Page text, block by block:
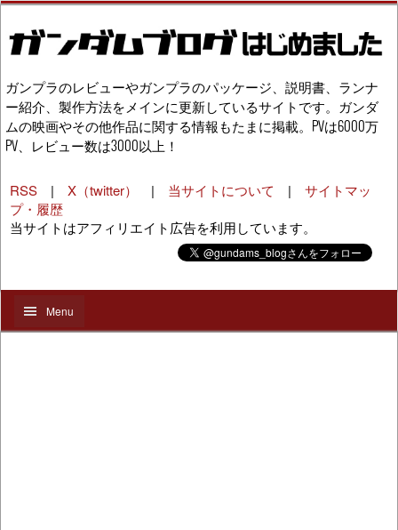
ガンプラのレビューやガンプラのパッケージ、説明書、ランナ
ー紹介、製作方法をメインに更新しているサイトです。ガンダ
ムの映画やその他作品に関する情報もたまに掲載。PVは6000万
PV、レビュー数は3000以上！
RSS | X（twitter） | 当サイトについて | サイトマッ
プ・履歴
当サイトはアフィリエイト広告を利用しています。
Menu